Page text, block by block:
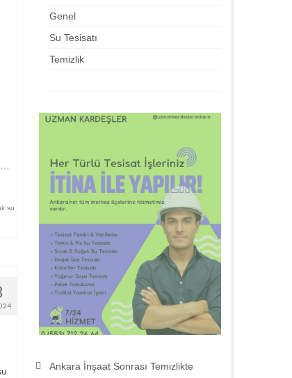
su
Genel
Su Tesisatı
Temizlik
Ankara İnşaat Sonrası Temizlikte